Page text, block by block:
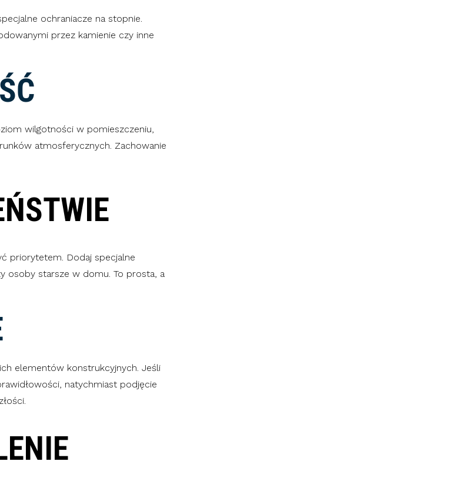
ochraniacze na stopnie.
przez kamienie czy inne
wilgotności w pomieszczeniu,
atmosferycznych. Zachowanie
priorytetem. Dodaj specjalne
osoby starsze w domu. To prosta, a
elementów konstrukcyjnych. Jeśli
natychmiast podjęcie